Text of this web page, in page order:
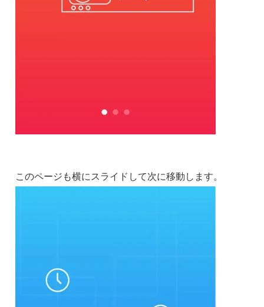
このページも横にスライドして次に移動します。